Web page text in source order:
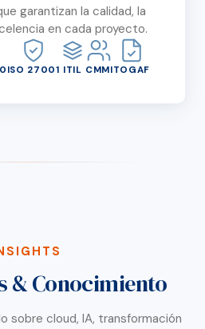
garantizan la calidad, la
en cada proyecto.
ISO 27001 ITIL CMMITOGAF
& Conocimiento
sobre cloud, IA, transformación